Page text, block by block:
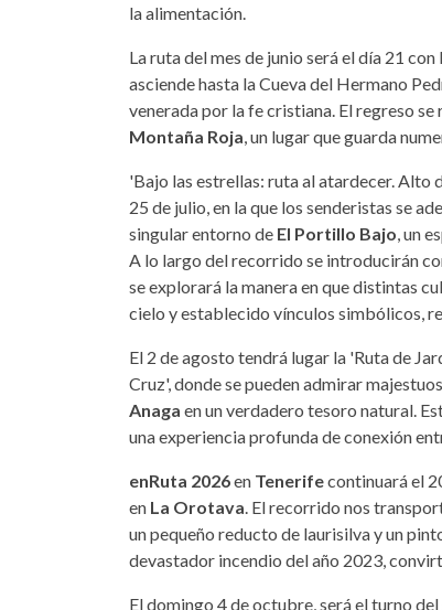
la alimentación.
La ruta del mes de junio será el día 21
asciende hasta la Cueva del Hermano
venerada por la fe cristiana. El regreso
Montaña Roja , un lugar que guarda
'Bajo las estrellas: ruta al atardecer. Alto
25 de julio, en la que los senderistas se
singular entorno de El Portillo Bajo , un
A lo largo del recorrido se introducirán
se explorará la manera en que distintas
cielo y establecido vínculos simbólicos,
El 2 de agosto tendrá lugar la 'Ruta de
Cruz', donde se pueden admirar
Anaga en un verdadero tesoro natural.
una experiencia profunda de conexión
enRuta 2026en Tenerifecontinuará el
en La Orotava . El recorrido nos
un pequeño reducto de laurisilva y un
devastador incendio del año 2023,
El domingo 4 de octubre, será el turno